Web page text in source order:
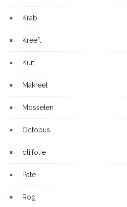
Krab
Kreeft
Kuit
Makreel
Mosselen
Octopus
olijfolie
Paté
Rog